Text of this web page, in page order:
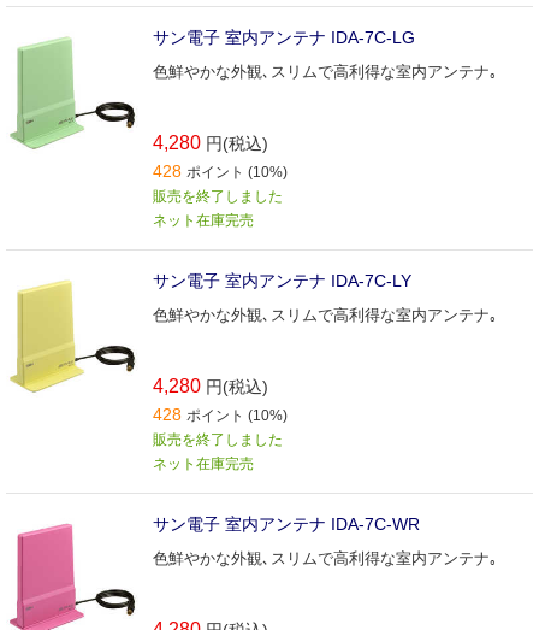
サン電子 室内アンテナ IDA-7C-LG
色鮮やかな外観､スリムで高利得な室内アンテナ｡
4,280 円(税込)
428 ポイント (10%)
販売を終了しました
ネット在庫完売
サン電子 室内アンテナ IDA-7C-LY
色鮮やかな外観､スリムで高利得な室内アンテナ｡
4,280 円(税込)
428 ポイント (10%)
販売を終了しました
ネット在庫完売
サン電子 室内アンテナ IDA-7C-WR
色鮮やかな外観､スリムで高利得な室内アンテナ｡